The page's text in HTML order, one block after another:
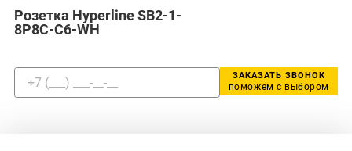
Розетка Hyperline SB2-1-
8P8C-C6-WH
ЗАКАЗАТЬ ЗВОНОК
поможем с выбором